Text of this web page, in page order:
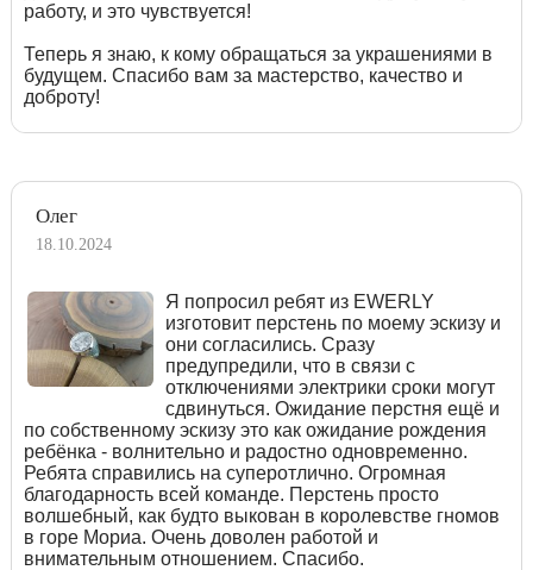
работу, и это чувствуется!
Теперь я знаю, к кому обращаться за украшениями в
будущем. Спасибо вам за мастерство, качество и
доброту!
Олег
18.10.2024
Я попросил ребят из EWERLY
изготовит перстень по моему эскизу и
они согласились. Сразу
предупредили, что в связи с
отключениями электрики сроки могут
сдвинуться. Ожидание перстня ещё и
по собственному эскизу это как ожидание рождения
ребёнка - волнительно и радостно одновременно.
Ребята справились на суперотлично. Огромная
благодарность всей команде. Перстень просто
волшебный, как будто выкован в королевстве гномов
в горе Мориа. Очень доволен работой и
внимательным отношением. Спасибо.